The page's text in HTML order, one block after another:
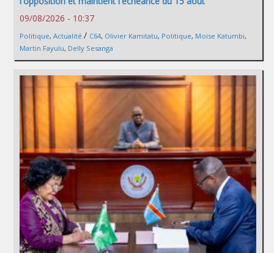
09/08/2026 - 10:37
Politique, Actualité / C64, Olivier Kamitatu, Politique, Moise Katumbi,
Martin Fayulu, Delly Sesanga